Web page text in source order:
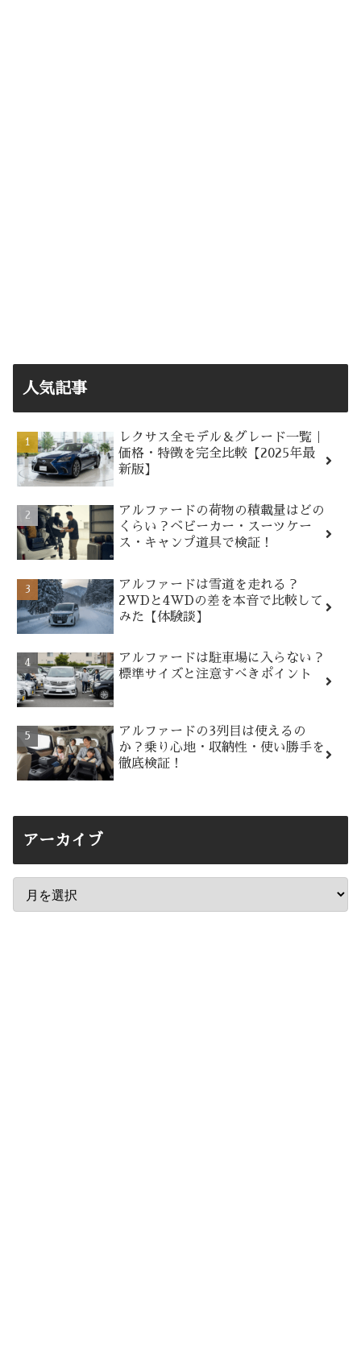
人気記事
レクサス全モデル＆グレード一覧｜
価格・特徴を完全比較【2025年最
新版】
アルファードの荷物の積載量はどの
くらい？ベビーカー・スーツケー
ス・キャンプ道具で検証！
アルファードは雪道を走れる？
2WDと4WDの差を本音で比較して
みた【体験談】
アルファードは駐車場に入らない？
標準サイズと注意すべきポイント
アルファードの3列目は使えるの
か？乗り心地・収納性・使い勝手を
徹底検証！
アーカイブ